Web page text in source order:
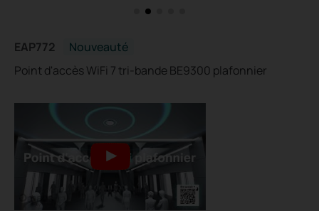
EAP772
Nouveauté
Point d'accès WiFi 7 tri-bande BE9300 plafonnier